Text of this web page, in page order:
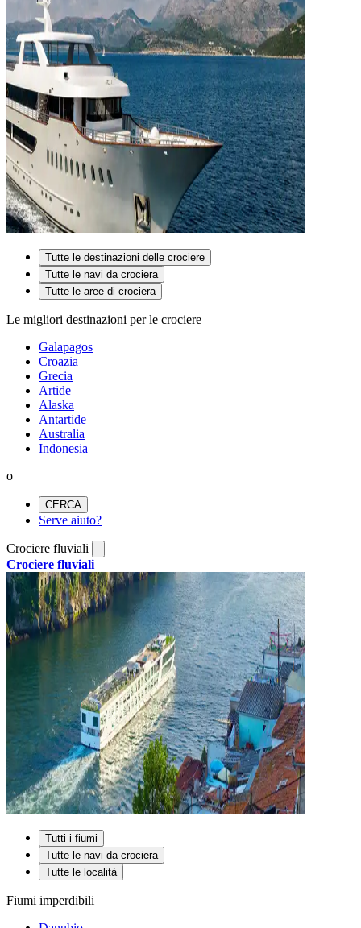
Tutte le destinazioni delle crociere
Tutte le navi da crociera
Tutte le aree di crociera
Le migliori destinazioni per le crociere
Galapagos
Croazia
Grecia
Artide
Alaska
Antartide
Australia
Indonesia
o
CERCA
Serve aiuto?
Crociere fluviali
Crociere fluviali
Tutti i fiumi
Tutte le navi da crociera
Tutte le località
Fiumi imperdibili